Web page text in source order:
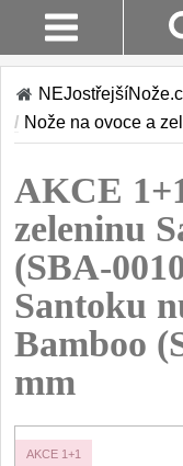
Stav
Objednávky
Registrace
Doručení A
Platba
Vrácení Do
14 Dnů
Reklamace
Akce!
Kuchyňské nože
Sady
Šéfkuchařské
Univerzální nože
Nože na ovoce a
zeleninu
Santoku nože
/ Nože na ovoce a
AKCE
zeleninu
(SBA-
Santoku
Bamboo
mm
AKCE 1+1